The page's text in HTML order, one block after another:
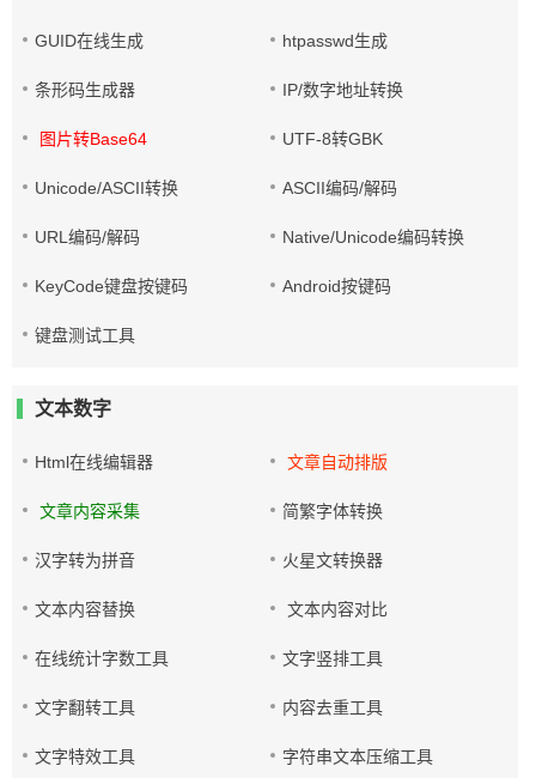
GUID在线生成 htpasswd生成
条形码生成器 IP/数字地址转换
图片转Base64 UTF-8转GBK
Unicode/ASCII转换 ASCII编码/解码
URL编码/解码 Native/Unicode编码转换
KeyCode键盘按键码 Android按键码
键盘测试工具
文本数字
Html在线编辑器 文章自动排版
文章内容采集 简繁字体转换
汉字转为拼音 火星文转换器
文本内容替换 文本内容对比
在线统计字数工具 文字竖排工具
文字翻转工具 内容去重工具
文字特效工具 字符串文本压缩工具